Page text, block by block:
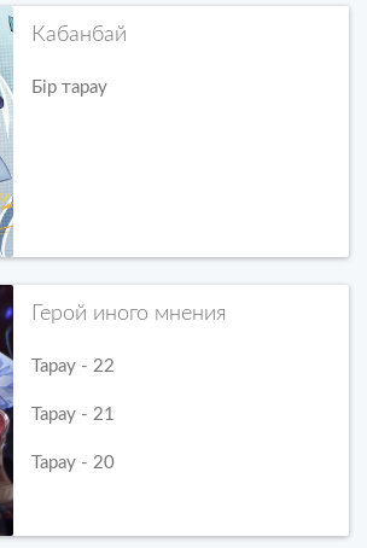
Кабанбай
Бір тарау
Герой иного мнения
Тарау - 22
Тарау - 21
Тарау - 20